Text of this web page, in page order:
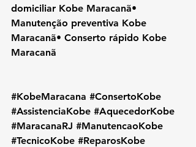
domiciliar Kobe Maracanã•
Manutenção preventiva Kobe
Maracanã• Conserto rápido Kobe
Maracanã
#KobeMaracana #ConsertoKobe
#AssistenciaKobe #AquecedorKobe
#MaracanaRJ #ManutencaoKobe
#TecnicoKobe #ReparosKobe